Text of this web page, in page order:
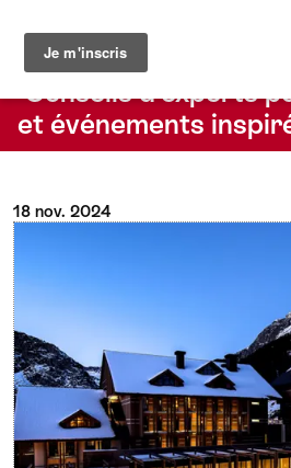
Le blog du Suisse
Conseils d’experts
et événements
18 nov. 2024